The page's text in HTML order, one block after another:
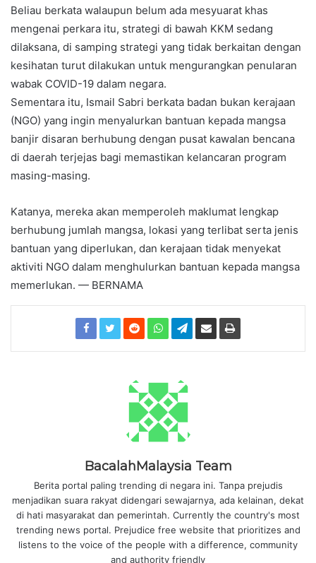
Beliau berkata walaupun belum ada mesyuarat khas
mengenai perkara itu, strategi di bawah KKM sedang
dilaksana, di samping strategi yang tidak berkaitan dengan
kesihatan turut dilakukan untuk mengurangkan penularan
wabak COVID-19 dalam negara.
Sementara itu, Ismail Sabri berkata badan bukan kerajaan
(NGO) yang ingin menyalurkan bantuan kepada mangsa
banjir disaran berhubung dengan pusat kawalan bencana
di daerah terjejas bagi memastikan kelancaran program
masing-masing.
Katanya, mereka akan memperoleh maklumat lengkap
berhubung jumlah mangsa, lokasi yang terlibat serta jenis
bantuan yang diperlukan, dan kerajaan tidak menyekat
aktiviti NGO dalam menghulurkan bantuan kepada mangsa
memerlukan. — BERNAMA
BacalahMalaysia Team
Berita portal paling trending di negara ini. Tanpa prejudis
menjadikan suara rakyat didengari sewajarnya, ada kelainan, dekat
di hati masyarakat dan pemerintah. Currently the country's most
trending news portal. Prejudice free website that prioritizes and
listens to the voice of the people with a difference, community
and authority friendly